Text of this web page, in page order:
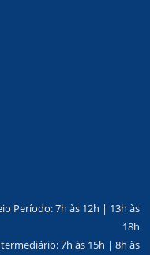
Período: 7h às 12h | 13h às
18h
7h às 15h | 8h às